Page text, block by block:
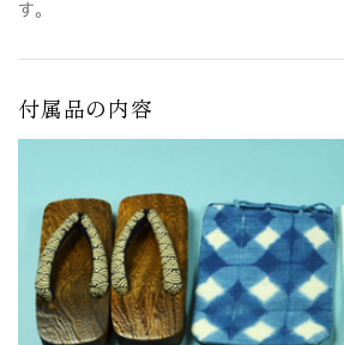
す。
付属品の内容